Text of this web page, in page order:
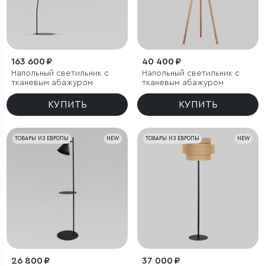
163 600 ₽
Напольный светильник с
тканевым абажуром
КУПИТЬ
40 400 ₽
Напольный светильник с
тканевым абажуром
КУПИТЬ
NEW
ТОВАРЫ ИЗ ЕВРОПЫ
26 800 ₽
NEW
ТОВАРЫ ИЗ ЕВРОПЫ
37 000 ₽